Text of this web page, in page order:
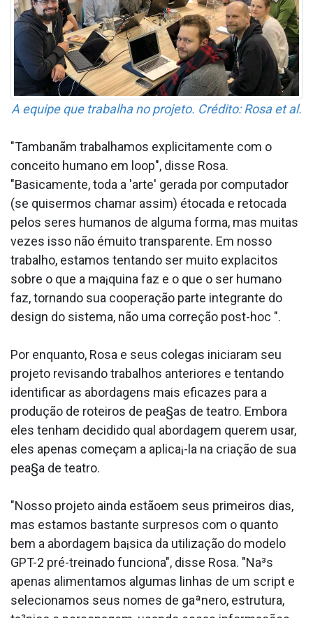
A equipe que trabalha no projeto. Crédito: Rosa et al.
"Tambanãm trabalhamos explicitamente com o
conceito humano em loop", disse Rosa.
"Basicamente, toda a 'arte' gerada por computador
(se quisermos chamar assim) étocada e retocada
pelos seres humanos de alguma forma, mas muitas
vezes isso não émuito transparente. Em nosso
trabalho, estamos tentando ser muito expla­citos
sobre o que a ma¡quina faz e o que o ser humano
faz, tornando sua cooperação parte integrante do
design do sistema, não uma correção post-hoc ".
Por enquanto, Rosa e seus colegas iniciaram seu
projeto revisando trabalhos anteriores e tentando
identificar as abordagens mais eficazes para a
produção de roteiros de pea§as de teatro. Embora
eles tenham decidido qual abordagem querem usar,
eles apenas começam a aplica¡-la na criação de sua
pea§a de teatro.
"Nosso projeto ainda estãoem seus primeiros dias,
mas estamos bastante surpresos com o quanto
bem a abordagem ba¡sica da utilização do modelo
GPT-2 pré-treinado funciona", disse Rosa. "Na³s
apenas alimentamos algumas linhas de um script e
selecionamos seus nomes de gaªnero, estrutura,